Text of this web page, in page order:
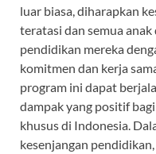
luar biasa, diharapkan
teratasi dan semua
pendidikan mereka
komitmen dan kerja
program ini dapat
dampak yang positif
khusus di Indonesia.
kesenjangan